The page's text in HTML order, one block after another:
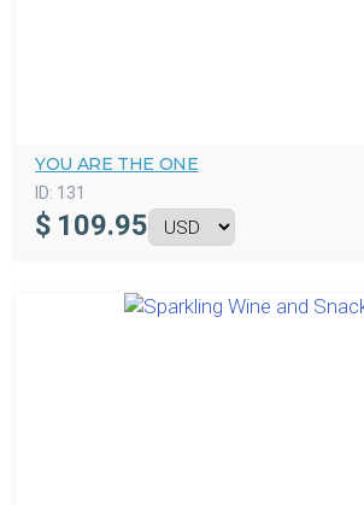
YOU ARE THE ONE
ID: 131
$ 109.95